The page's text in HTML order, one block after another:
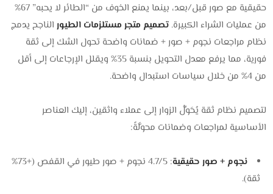
حقيقية مع صور قبل/بعد، بينما يمنع الخوف من “الطائر لا يحبه” 67%
من عمليات الشراء الكبيرة.تصميم متجر مستلزمات الطيور الناجح يدمج
نظام مراجعات نجوم + صور + ضمانات واضحة تحول الشك إلى ثقة
فورية، مما يرفع معدل التحويل بنسبة 35% ويقلل الإرجاعات إلى أقل
من 4% من خلال سياسات استبدال واضحة.
لتصميم نظام ثقة يُحَوِّلُ الزوار إلى عملاء واثقين، إليك العناصر
الأساسية لمراجعات وضمانات محوَّلَةً:
نجوم + صور حقيقية
: 4.7/5 نجوم + صور طيور في القفص (+73%
ثقة).